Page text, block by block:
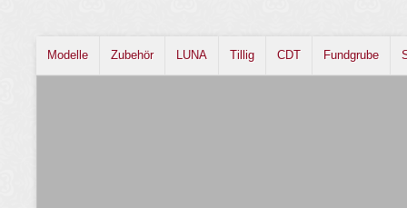
Modelle Zubehör LUNA Tillig CDT Fundgrube